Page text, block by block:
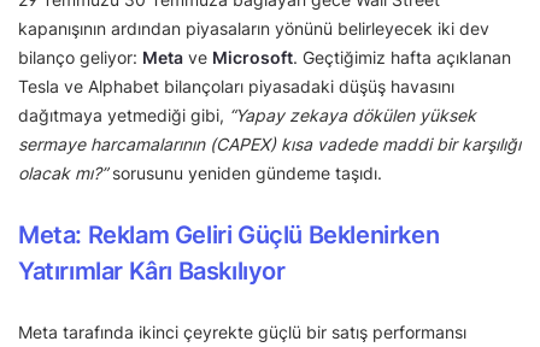
kapanışının ardından piyasaların yönünü belirleyecek iki dev
bilanço geliyor: Meta ve Microsoft. Geçtiğimiz hafta açıklanan
Tesla ve Alphabet bilançoları piyasadaki düşüş havasını
dağıtmaya yetmediği gibi, “Yapay zekaya dökülen yüksek
sermaye harcamalarının (CAPEX) kısa vadede maddi bir karşılığı
olacak mı?”sorusunu yeniden gündeme taşıdı.
Meta: Reklam Geliri Güçlü Beklenirken
Yatırımlar Kârı Baskılıyor
Meta tarafında ikinci çeyrekte güçlü bir satış performansı